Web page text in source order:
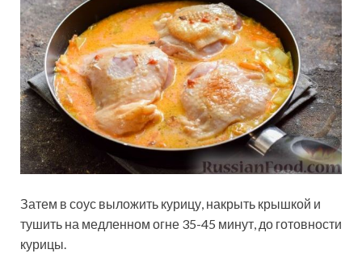
Затем в соус выложить курицу, накрыть крышкой и
тушить на медленном огне 35-45 минут, до готовности
курицы.